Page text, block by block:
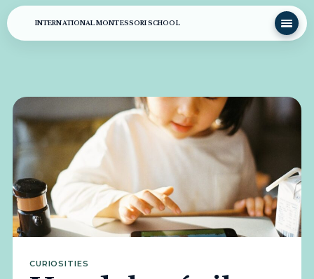
INTERNATIONAL MONTESSORI SCHOOL
CURIOSITIES